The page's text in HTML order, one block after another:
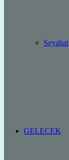
Seyahat
GELECEK